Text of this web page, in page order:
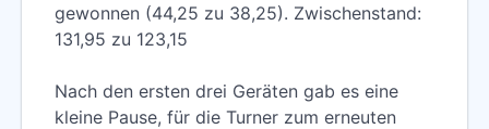
gewonnen (44,25 zu 38,25). Zwischenstand:
131,95 zu 123,15
Nach den ersten drei Geräten gab es eine
kleine Pause, für die Turner zum erneuten